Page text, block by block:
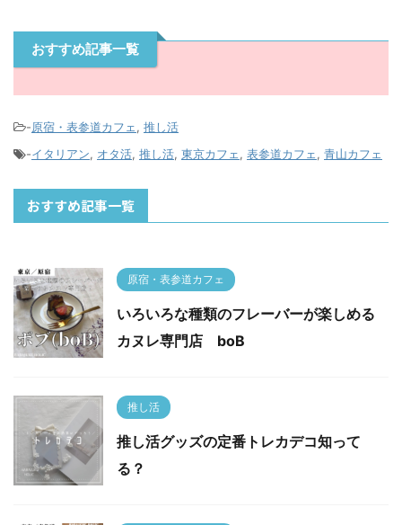
おすすめ記事一覧
-原宿・表参道カフェ, 推し活
-イタリアン, オタ活, 推し活, 東京カフェ, 表参道カフェ, 青山カフェ
おすすめ記事一覧
原宿・表参道カフェ
いろいろな種類のフレーバーが楽しめる
カヌレ専門店 boB
推し活
推し活グッズの定番トレカデコ知って
る？